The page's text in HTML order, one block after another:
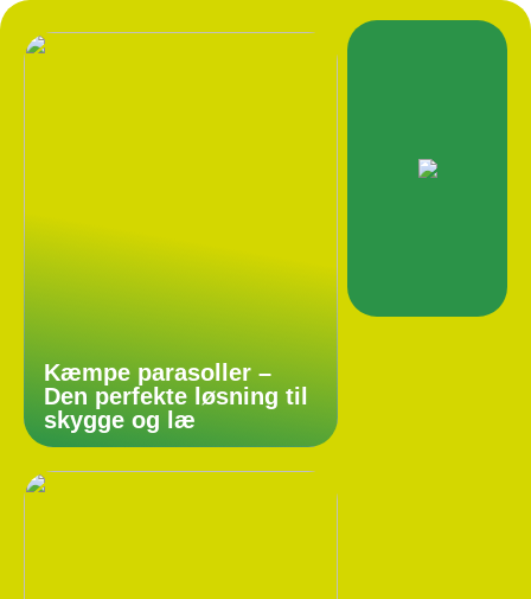
Kæmpe parasoller –
Den perfekte løsning til
skygge og læ